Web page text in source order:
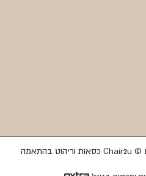
כל הזכויות שמורות ל - Chair2u © 1995-2025 כסאות וריהוט בהתאמה